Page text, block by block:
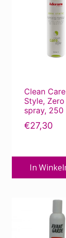
Clean
Style,
spray, 250
€27,30
In